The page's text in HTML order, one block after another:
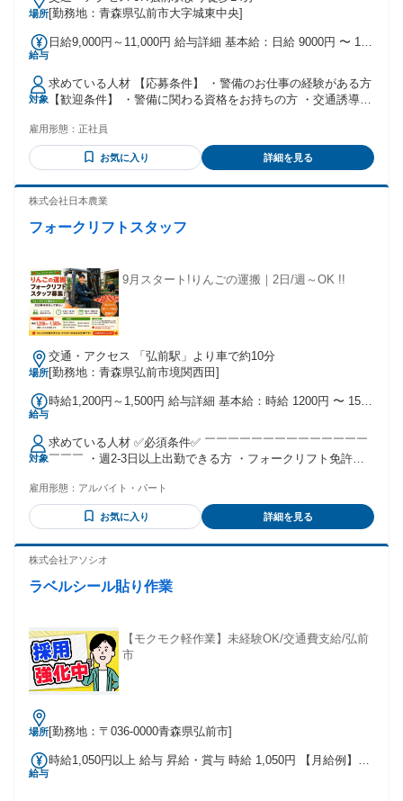
場所[勤務地：青森県弘前市大字城東中央]
給与
日給9,000円～11,000円 給与詳細 基本給：日給 9000円 〜 1万
れる通勤・皆勤・家族手当金額：なし 全員に一律で支払われ
るその他手当金額：なし ・昇給・賞与あり ・交通費支給 (※
上限あり：月額1万円) ・マイカー通勤可 (※無料駐車場あり)
・バイク・自転車通勤可 ・資格手当あり ・資格取得支援あり
対象
求めている人材 【応募条件】 ・警備のお仕事の経験がある方
【歓迎条件】 ・警備に関わる資格をお持ちの方 ・交通誘導警
検定 ・警備員指導教育責任者 ・機械警備業務管理者
雇用形態： 正社員
お気に入り 詳細を見る
株式会社日本農業
フォークリフトスタッフ
9月スタート!りんごの運搬｜2日/週～OK !!
場所
交通・アクセス 「弘前駅」より車で約10分
[勤務地：青森県弘前市境関西田]
給与
時給1,200円～1,500円 給与詳細 基本給：時給 1200円 〜 1500
対象
求めている人材 ✅必須条件✅ ￣￣￣￣￣￣￣￣￣￣￣￣￣￣
￣￣￣ ・週2-3日以上出勤できる方 ・フォークリフト免許を
スムーズにできる方 ※未経験でも大丈夫! 丁寧に指導しま
す。 ✅歓迎条件✅ ￣￣￣￣￣￣￣￣￣￣￣￣￣￣￣￣￣ ・配
送経験者歓迎します。 ・りんごコンテナを用いてのリフト経
経験や強みを、 ぜひ当社で活かしてください！ 未経験からス
ある方、 地域を元気にしたい方――。 そんな想いを持ってい
雇用形態： アルバイト・パート
お気に入り 詳細を見る
株式会社アソシオ
ラベルシール貼り作業
【モクモク軽作業】未経験OK/交通費支給/弘前
市
場所[勤務地：〒036-0000青森県弘前市]
給与
時給1,050円以上 給与 昇給・賞与 時給 1,050円 【月給例】